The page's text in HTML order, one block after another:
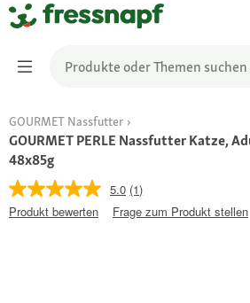
GOURMET Nassfutter
GOURMET PERLE Nassfutter Katze,
48x85g
5.0 (1)
Produkt bewerten
Frage zum Produkt stellen